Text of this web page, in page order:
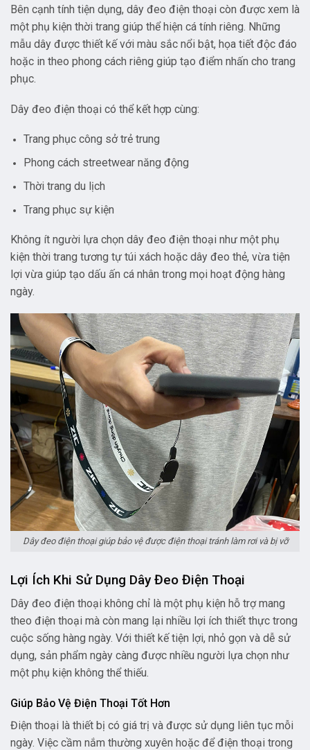
Bên cạnh tính tiện dụng, dây đeo điện thoại còn được xem là
một phụ kiện thời trang giúp thể hiện cá tính riêng. Những
mẫu dây được thiết kế với màu sắc nổi bật, họa tiết độc đáo
hoặc in theo phong cách riêng giúp tạo điểm nhấn cho trang
phục.
Dây đeo điện thoại có thể kết hợp cùng:
Trang phục công sở trẻ trung
Phong cách streetwear năng động
Thời trang du lịch
Trang phục sự kiện
Không ít người lựa chọn dây đeo điện thoại như một phụ
kiện thời trang tương tự túi xách hoặc dây đeo thẻ, vừa tiện
lợi vừa giúp tạo dấu ấn cá nhân trong mọi hoạt động hàng
ngày.
Dây đeo điện thoại giúp bảo vệ được điện thoại tránh làm rơi và bị vỡ
Lợi Ích Khi Sử Dụng Dây Đeo Điện Thoại
Dây đeo điện thoại không chỉ là một phụ kiện hỗ trợ mang
theo điện thoại mà còn mang lại nhiều lợi ích thiết thực trong
cuộc sống hàng ngày. Với thiết kế tiện lợi, nhỏ gọn và dễ sử
dụng, sản phẩm ngày càng được nhiều người lựa chọn như
một phụ kiện không thể thiếu.
Giúp Bảo Vệ Điện Thoại Tốt Hơn
Điện thoại là thiết bị có giá trị và được sử dụng liên tục mỗi
ngày. Việc cầm nắm thường xuyên hoặc để điện thoại trong